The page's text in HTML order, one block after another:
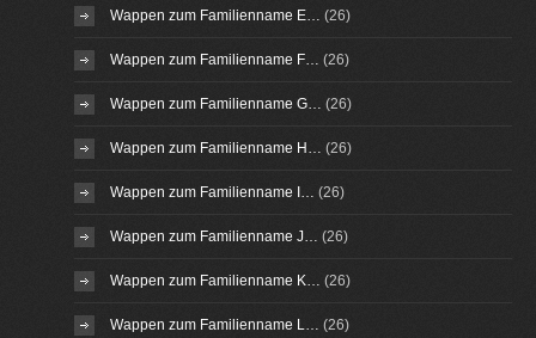
Wappen zum Familienname E… (26)
Wappen zum Familienname F… (26)
Wappen zum Familienname G… (26)
Wappen zum Familienname H… (26)
Wappen zum Familienname I… (26)
Wappen zum Familienname J… (26)
Wappen zum Familienname K… (26)
Wappen zum Familienname L… (26)